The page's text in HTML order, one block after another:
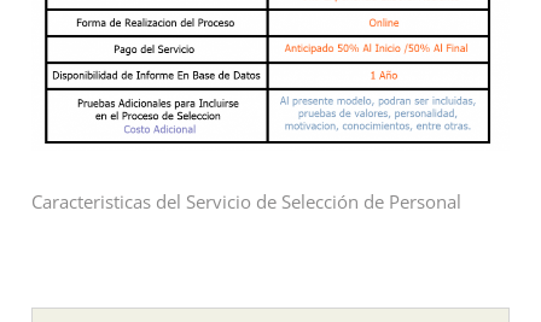
Caracteristicas del Servicio de Selección de Personal